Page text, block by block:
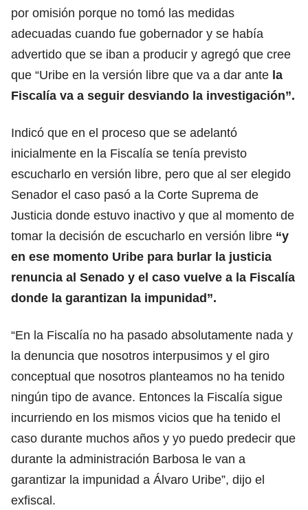
por omisión porque no tomó las medidas
adecuadas cuando fue gobernador y se había
advertido que se iban a producir y agregó que cree
que “Uribe en la versión libre que va a dar ante la
Fiscalía va a seguir desviando la investigación”.
Indicó que en el proceso que se adelantó
inicialmente en la Fiscalía se tenía previsto
escucharlo en versión libre, pero que al ser elegido
Senador el caso pasó a la Corte Suprema de
Justicia donde estuvo inactivo y que al momento de
tomar la decisión de escucharlo en versión libre “y
en ese momento Uribe para burlar la justicia
renuncia al Senado y el caso vuelve a la Fiscalía
donde la garantizan la impunidad”.
“En la Fiscalía no ha pasado absolutamente nada y
la denuncia que nosotros interpusimos y el giro
conceptual que nosotros planteamos no ha tenido
ningún tipo de avance. Entonces la Fiscalía sigue
incurriendo en los mismos vicios que ha tenido el
caso durante muchos años y yo puedo predecir que
durante la administración Barbosa le van a
garantizar la impunidad a Álvaro Uribe”, dijo el
exfiscal.